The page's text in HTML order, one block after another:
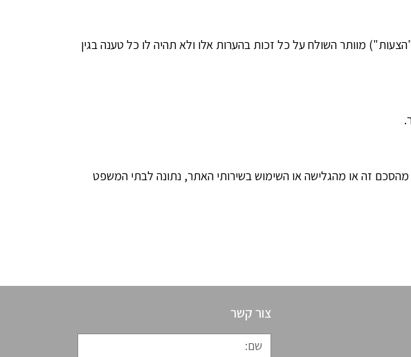
מוותר השולח על כל זכות בהערות אלו ולא תהיה לו כל טענה בגין
זה או מהגלישה או השימוש בשירותי האתר, נתונה לבתי המשפט
צור קשר